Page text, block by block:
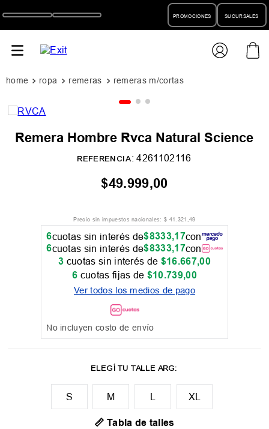
PROMOCIONES SUCURSALES
ropa remeras remeras m/cortas
Remera Hombre Rvca Natural Science
REFERENCIA:4261102116
$49.999,00
Precio sin impuestos nacionales: $ 41.321,49
6cuotas sin interés de$8333,17con
6cuotas sin interés de$8333,17con
3 cuotas sin interés de $16.667,00
6 cuotas fijas de $10.739,00
Ver todos los medios de pago
No incluyen costo de envío
M L XL
📏 Tabla de talles